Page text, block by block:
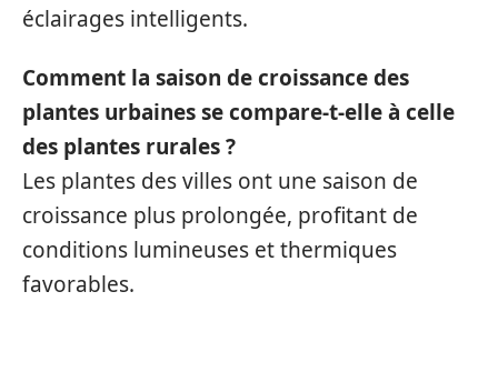
éclairages intelligents.
Comment la saison de croissance des
plantes urbaines se compare-t-elle à celle
des plantes rurales ?
Les plantes des villes ont une saison de
croissance plus prolongée, profitant de
conditions lumineuses et thermiques
favorables.